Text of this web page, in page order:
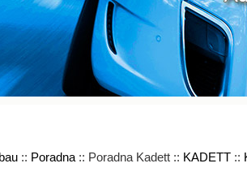
:: Poradna:: Poradna Kadett :: KADETT::